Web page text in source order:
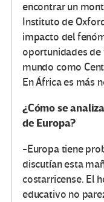
encontrar un
Instituto de
impacto del
oportunidades de
mundo como
En África es más
¿Cómo se
de Europa?
-Europa tiene
discutían esta
costarricense. El
educativo no